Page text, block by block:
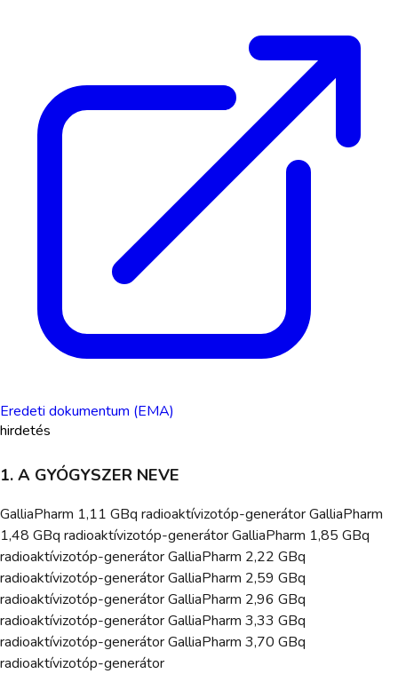
Eredeti dokumentum (EMA)
hirdetés
1. A GYÓGYSZER NEVE
GalliaPharm 1,11 GBq radioaktívizotóp-generátor GalliaPharm
1,48 GBq radioaktívizotóp-generátor GalliaPharm 1,85 GBq
radioaktívizotóp-generátor GalliaPharm 2,22 GBq
radioaktívizotóp-generátor GalliaPharm 2,59 GBq
radioaktívizotóp-generátor GalliaPharm 2,96 GBq
radioaktívizotóp-generátor GalliaPharm 3,33 GBq
radioaktívizotóp-generátor GalliaPharm 3,70 GBq
radioaktívizotóp-generátor